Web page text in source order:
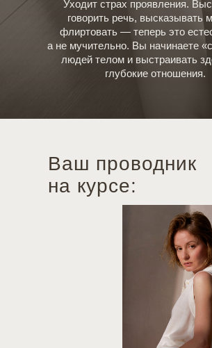
Уходит страх проявления.
говорить речь, высказывать
флиртовать — теперь это
а не мучительно. Вы начинаете
людей телом и выстраивать
глубокие отношения.
Ваш проводник
на курсе:
(c) Все права защищены. ООО "Джейма" 2026